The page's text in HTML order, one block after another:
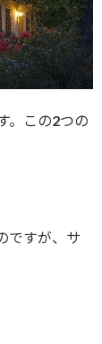
。この2つの
ですが、サ